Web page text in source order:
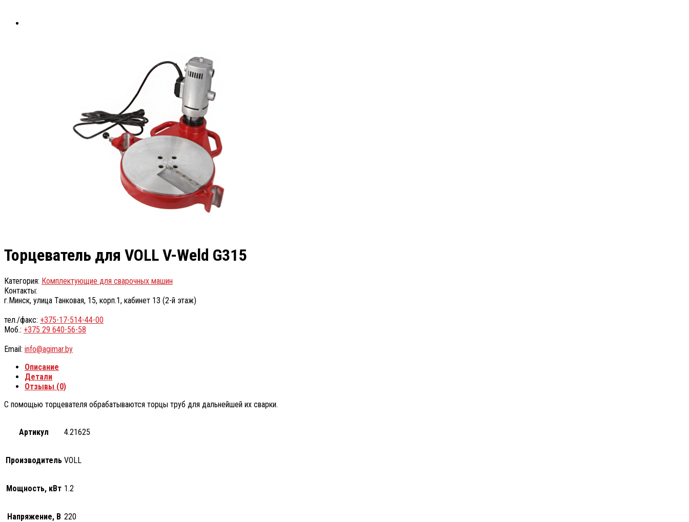
Торцеватель для VOLL V-Weld G315
Категория: Комплектующие для сварочных машин
Контакты:
г.Минск, улица Танковая, 15, корп.1, кабинет 13 (2-й этаж)
тел./факс: +375-17-514-44-00
Моб.: +375 29 640-56-58
Email: info@agimar.by
Описание
Детали
Отзывы (0)
С помощью торцевателя обрабатываются торцы труб для дальнейшей их сварки.
Артикул 4.21625
Производитель VOLL
Мощность, кВт 1.2
Напряжение, В 220